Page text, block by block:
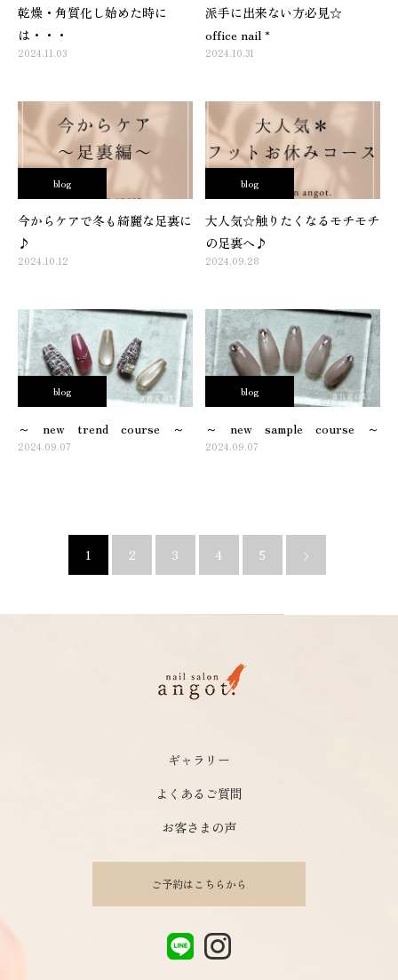
乾燥・角質化し始めた時に
は・・・
2024.11.03
派手に出来ない方必見☆
office nail *
2024.10.31
blog
今からケアで冬も綺麗な足裏に
♪
2024.10.12
blog
大人気☆触りたくなるモチモチ
の足裏へ♪
2024.09.28
blog
～ new trend course ～
2024.09.07
blog
～ new sample course ～
2024.09.07
1 2 3 4 5
ギャラリー
よくあるご質問
お客さまの声
ご予約はこちらから